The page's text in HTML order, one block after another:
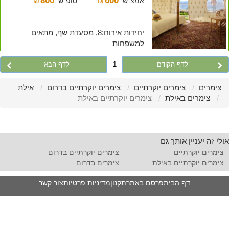
יחידות אירוח:8, מסעדת שף, מתאים
למשפחות
לדף הקודם 1 לדף הבא
צימרים צימרים יוקרתיים צימרים יוקרתיים בדרום
אילת
צימרים באילת
צימרים יוקרתיים באילת
אולי זה יעניין אותך גם
צימרים יוקרתיים
צימרים יוקרתיים בדרום
צימרים יוקרתיים באילת
צימרים בדרום
דף הביתפרסם באתרתקנוןמדיניות פרטיותצור קשר